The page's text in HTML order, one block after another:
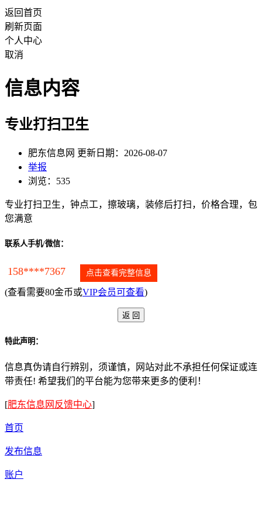
返回首页
刷新页面
个人中心
取消
信息内容
专业打扫卫生
肥东信息网 更新日期：2026-08-07
举报
浏览：535
专业打扫卫生，钟点工，擦玻璃，装修后打扫，价格合理，包
您满意
联系人手机/微信：
158****7367 点击查看完整信息
(查看需要80金币或VIP会员可查看)
特此声明：
信息真伪请自行辨别，须谨慎，网站对此不承担任何保证或连
带责任! 希望我们的平台能为您带来更多的便利！
[肥东信息网反馈中心]
首页
发布信息
账户